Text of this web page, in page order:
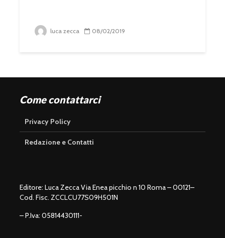
luca zecca 08/02/2019
Come contattarci
Privacy Policy
Redazione e Contatti
Editore: Luca Zecca Via Enea picchio n 10 Roma – 00121–
Cod. Fisc. ZCCLCU77S09H501N
– P.Iva: 05814430111-